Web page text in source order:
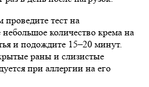
тест на
небольшое количество крема на
и подождите 15–20 минут.
раны и слизистые
при аллергии на его